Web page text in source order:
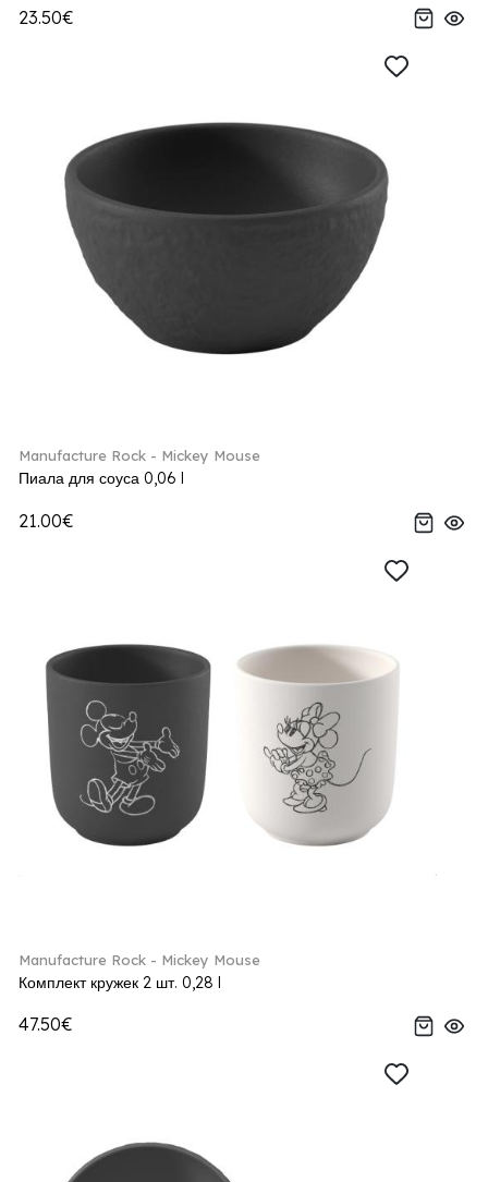
23.50€
Manufacture Rock - Mickey Mouse
Пиала для соуса 0,06 l
21.00€
Manufacture Rock - Mickey Mouse
Комплект кружек 2 шт. 0,28 l
47.50€